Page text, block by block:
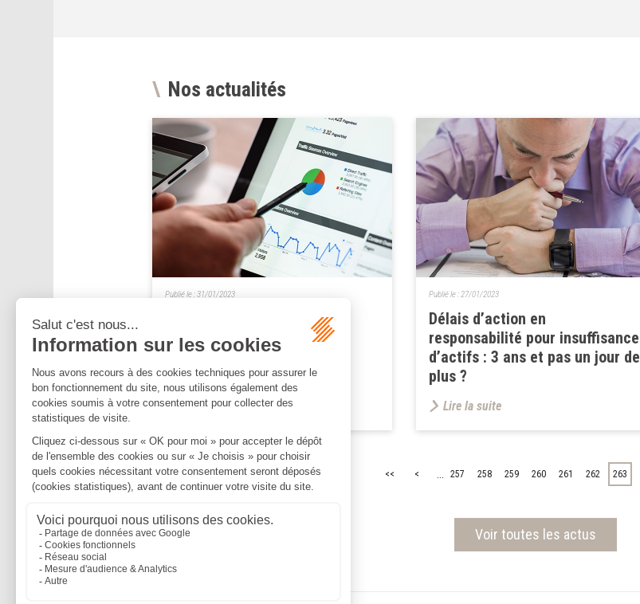
Nos actualités
condamné à verser un
abondement sur le CPF du
lanceur d’alerte
Publié le :31/01/2023
Lire la suite
Délais d’action en
responsabilité pour insuffisance
d’actifs : 3 ans et pas un jour de
plus ?
Publié le :27/01/2023
Lire la suite
<< < ... 257 258 259 260 261 262 263
Voir toutes les actus